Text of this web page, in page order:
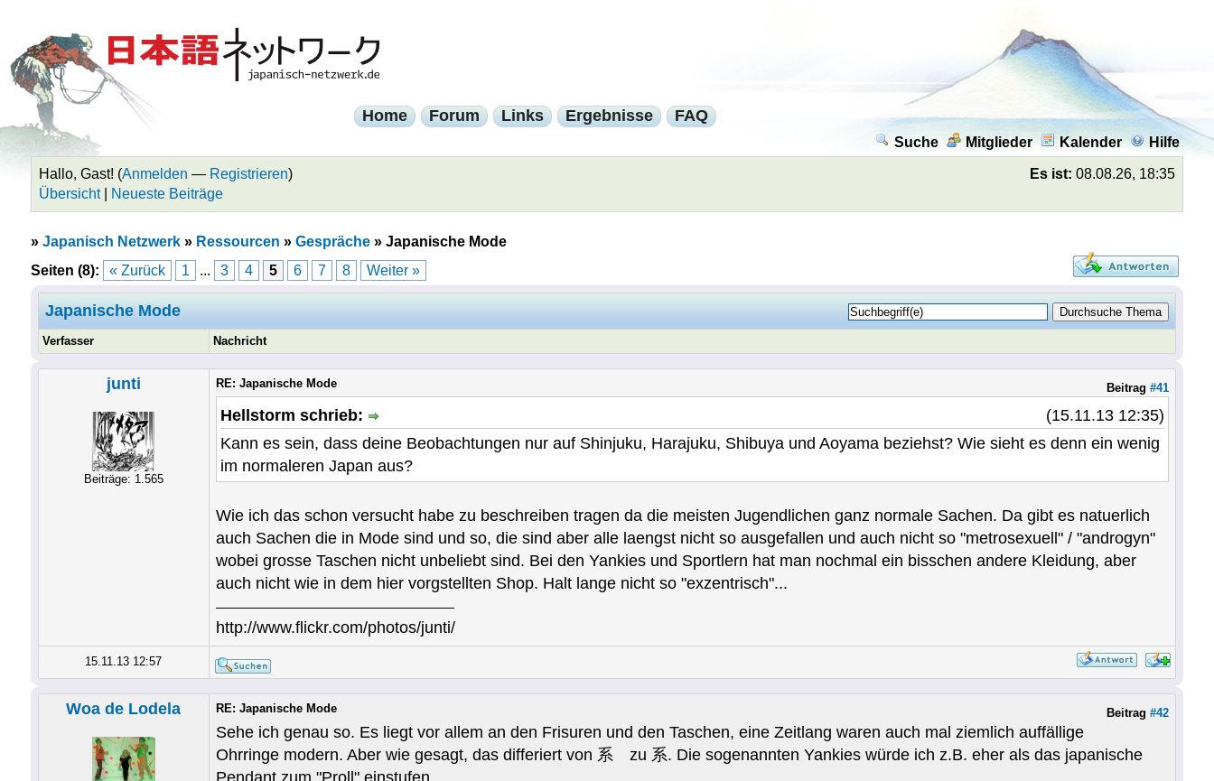
Home Forum Links Ergebnisse FAQ
Suche Mitglieder Kalender Hilfe
Es ist: 08.08.26, 18:35
Hallo, Gast! (Anmelden — Registrieren)
Übersicht| Neueste Beiträge
» Japanisch Netzwerk» Ressourcen » Gespräche» Japanische Mode
Seiten (8):
« Zurück 1 ... 3 4 5 6 7 8 Weiter »
Japanische Mode
Verfasser Nachricht
junti
Beiträge: 1.565
Beitrag #41
RE: Japanische Mode
(15.11.13 12:35)
Hellstorm schrieb:
Kann es sein, dass deine Beobachtungen nur auf Shinjuku, Harajuku, Shibuya und Aoyama beziehst? Wie sieht es denn ein wenig
im normaleren Japan aus?
Wie ich das schon versucht habe zu beschreiben tragen da die meisten Jugendlichen ganz normale Sachen. Da gibt es natuerlich
auch Sachen die in Mode sind und so, die sind aber alle laengst nicht so ausgefallen und auch nicht so "metrosexuell" / "androgyn"
wobei grosse Taschen nicht unbeliebt sind. Bei den Yankies und Sportlern hat man nochmal ein bisschen andere Kleidung, aber
auch nicht wie in dem hier vorgstellten Shop. Halt lange nicht so "exzentrisch"...
http://www.flickr.com/photos/junti/
15.11.13 12:57
Woa de Lodela Beitrag #42
RE: Japanische Mode
Sehe ich genau so. Es liegt vor allem an den Frisuren und den Taschen, eine Zeitlang waren auch mal ziemlich auffällige
Ohrringe modern. Aber wie gesagt, das differiert von 系 zu 系. Die sogenannten Yankies würde ich z.B. eher als das japanische
Pendant zum "Proll" einstufen.